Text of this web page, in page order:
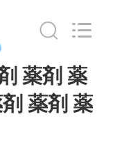
薬剤 薬
薬剤 薬